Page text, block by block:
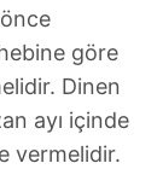
göre
Dinen
ayı içinde
vermelidir.